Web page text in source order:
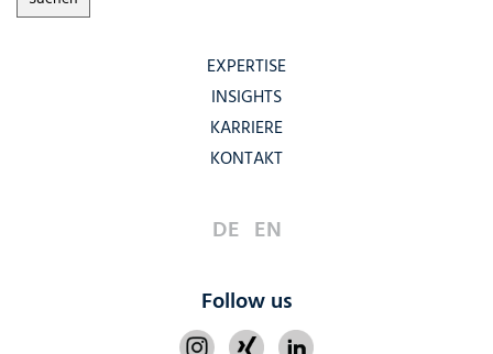
EXPERTISE
INSIGHTS
KARRIERE
KONTAKT
DE EN
Follow us